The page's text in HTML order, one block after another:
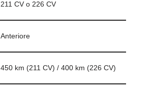
211 CV o 226 CV
Anteriore
450 km (211 CV) / 400 km (226 CV)